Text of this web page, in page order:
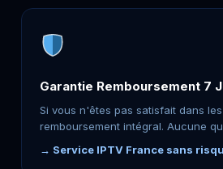
Garantie Remboursement 7
Si vous n'êtes pas satisfait dans
remboursement intégral. Aucune
→ Service IPTV France sans